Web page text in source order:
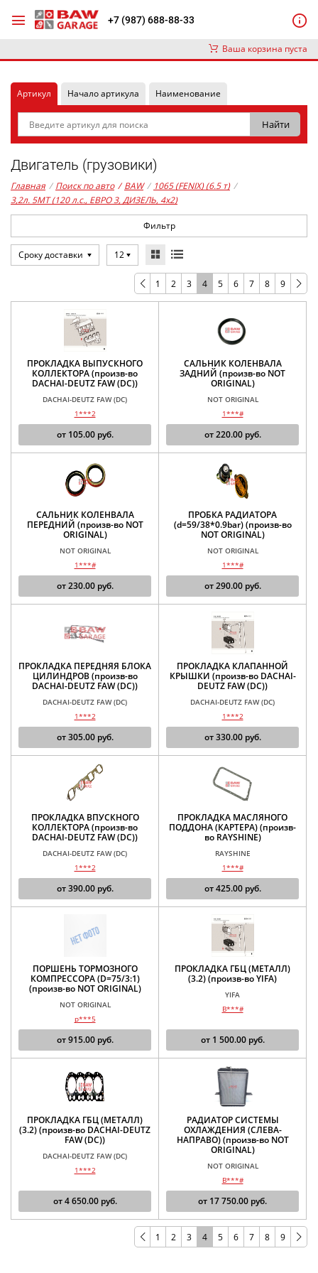
+7 (987) 688-88-33
Ваша корзина пуста
Артикул Начало артикула Наименование
Двигатель (грузовики)
Главная / Поиск по авто / BAW / 1065 (FENIX) (6.5 т) /
3,2л. 5MT (120 л.с., ЕВРО 3, ДИЗЕЛЬ, 4x2)
Фильтр
Сроку доставки 12
1 2 3 4 5 6 7 8 9
ПРОКЛАДКА ВЫПУСКНОГО
КОЛЛЕКТОРА (произв-во
DACHAI-DEUTZ FAW (DC))
DACHAI-DEUTZ FAW (DC)
1***2
от 105.00руб.
САЛЬНИК КОЛЕНВАЛА
ЗАДНИЙ (произв-во NOT
ORIGINAL)
NOT ORIGINAL
1***#
от220.00руб.
САЛЬНИК КОЛЕНВАЛА
ПЕРЕДНИЙ (произв-во NOT
ORIGINAL)
NOT ORIGINAL
1***#
от230.00руб.
ПРОБКА РАДИАТОРА
(d=59/38*0.9bar) (произв-во
NOT ORIGINAL)
NOT ORIGINAL
1***#
от290.00руб.
ПРОКЛАДКА ПЕРЕДНЯЯ БЛОКА
ЦИЛИНДРОВ (произв-во
DACHAI-DEUTZ FAW (DC))
DACHAI-DEUTZ FAW (DC)
1***2
от305.00руб.
ПРОКЛАДКА КЛАПАННОЙ
КРЫШКИ (произв-во DACHAI-
DEUTZ FAW (DC))
DACHAI-DEUTZ FAW (DC)
1***2
от330.00руб.
ПРОКЛАДКА ВПУСКНОГО
КОЛЛЕКТОРА (произв-во
DACHAI-DEUTZ FAW (DC))
DACHAI-DEUTZ FAW (DC)
1***2
от390.00руб.
ПРОКЛАДКА МАСЛЯНОГО
ПОДДОНА (КАРТЕРА) (произв-
во RAYSHINE)
RAYSHINE
1***#
от425.00руб.
ПОРШЕНЬ ТОРМОЗНОГО
КОМПРЕССОРА (D=75/3:1)
(произв-во NOT ORIGINAL)
NOT ORIGINAL
p***5
от915.00руб.
ПРОКЛАДКА ГБЦ (МЕТАЛЛ)
(3.2) (произв-во YIFA)
YIFA
B***#
от 1 500.00руб.
ПРОКЛАДКА ГБЦ (МЕТАЛЛ)
(3.2) (произв-во DACHAI-DEUTZ
FAW (DC))
DACHAI-DEUTZ FAW (DC)
1***2
от4 650.00руб.
РАДИАТОР СИСТЕМЫ
ОХЛАЖДЕНИЯ (СЛЕВА-
НАПРАВО) (произв-во NOT
ORIGINAL)
NOT ORIGINAL
B***#
от 17 750.00 руб.
1 2 3 4 5 6 7 8 9